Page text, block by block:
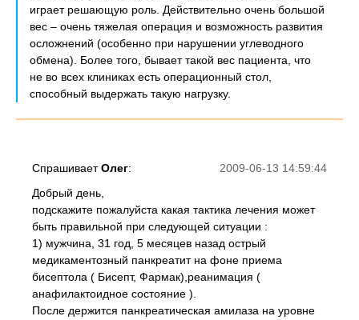
играет решающую роль. Действительно очень большой
вес – очень тяжелая операция и возможность развития
осложнений (особенно при нарушении углеводного
обмена). Более того, бывает такой вес пациента, что
не во всех клиниках есть операционный стол,
способный выдержать такую нагрузку.
2009-06-13 14:59:44
СпрашиваетОлег:
Добрый день,
подскажите пожалуйста какая тактика лечения может
быть правильной при следующей ситуации :
1) мужчина, 31 год, 5 месяцев назад острый
медикаментозный панкреатит на фоне приема
бисептола ( Бисепт, Фармак),реанимация (
анафилактоидное состояние ).
После держится панкреатическая амилаза на уровне